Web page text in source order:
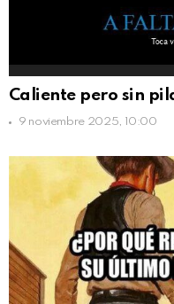
Caliente pero sin
9 noviembre 2025, 10:00